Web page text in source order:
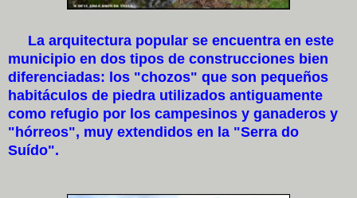
La arquitectura popular se encuentra en este
municipio en dos tipos de construcciones bien
diferenciadas: los "chozos" que son pequeños
habitáculos de piedra utilizados antiguamente
como refugio por los campesinos y ganaderos y
"hórreos", muy extendidos en la "Serra do
Suído".